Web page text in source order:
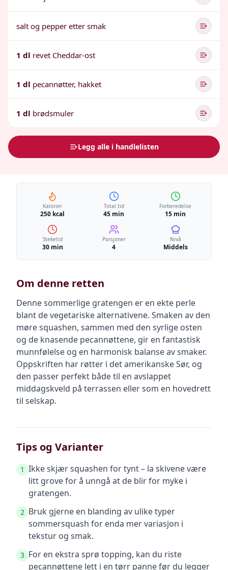
salt og pepper etter smak
1 dl revet Cheddar-ost
1 dl pecannøtter, hakket
1 dl brødsmuler
Legg alle i handlelisten
Kalorier
250 kcal
Total tid
45 min
Forberedelse
15 min
Steketid
30 min
Porsjoner
4
Nivå
Middels
Om denne retten
Denne sommerlige gratengen er en ekte perle
blant de vegetariske alternativene. Smaken av den
møre squashen, sammen med den syrlige osten
og de knasende pecannøttene, gir en fantastisk
munnfølelse og en harmonisk balanse av smaker.
Oppskriften har røtter i det amerikanske Sør, og
den passer perfekt både til en avslappet
middagskveld på terrassen eller som en hovedrett
til selskap.
Tips og Varianter
1 Ikke skjær squashen for tynt – la skivene være
litt grove for å unngå at de blir for myke i
gratengen.
2 Bruk gjerne en blanding av ulike typer
sommersquash for enda mer variasjon i
tekstur og smak.
3 For en ekstra sprø topping, kan du riste
pecannøttene lett i en tørr panne før du legger